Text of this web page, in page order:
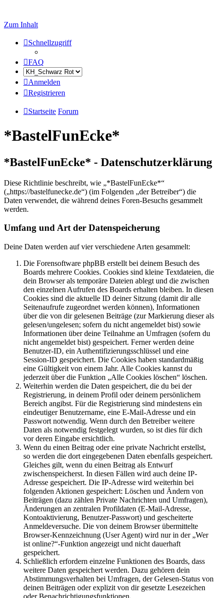
Zum Inhalt
Schnellzugriff
FAQ
Anmelden
Registrieren
Startseite Forum
*BastelFunEcke*
*BastelFunEcke* - Datenschutzerklärung
Diese Richtlinie beschreibt, wie „*BastelFunEcke*“
(„https://bastelfunecke.de“) (im Folgenden „der Betreiber“) die
Daten verwendet, die während deines Foren-Besuchs gesammelt
werden.
Umfang und Art der Datenspeicherung
Deine Daten werden auf vier verschiedene Arten gesammelt:
Die Forensoftware phpBB erstellt bei deinem Besuch des
Boards mehrere Cookies. Cookies sind kleine Textdateien, die
dein Browser als temporäre Dateien ablegt und die zwischen
den einzelnen Aufrufen des Boards erhalten bleiben. In diesen
Cookies sind die aktuelle ID deiner Sitzung (damit dir alle
Seitenaufrufe zugeordnet werden können), Informationen
über die von dir gelesenen Beiträge (zur Markierung dieser als
gelesen/ungelesen; sofern du nicht angemeldet bist) sowie
Informationen über deine Teilnahme an Umfragen (sofern du
nicht angemeldet bist) gespeichert. Ferner werden deine
Benutzer-ID, ein Authentifizierungsschlüssel und eine
Session-ID gespeichert. Die Cookies haben standardmäßig
eine Gültigkeit von einem Jahr. Alle Cookies kannst du
jederzeit über die Funktion „Alle Cookies löschen“ löschen.
Weiterhin werden die Daten gespeichert, die du bei der
Registrierung, in deinem Profil oder deinem persönlichem
Bereich angibst. Für die Registrierung sind mindestens ein
eindeutiger Benutzername, eine E-Mail-Adresse und ein
Passwort notwendig. Wenn durch den Betreiber weitere
Daten als notwendig festgelegt wurden, so ist dies für dich
vor deren Eingabe ersichtlich.
Wenn du einen Beitrag oder eine private Nachricht erstellst,
so werden die dort eingegebenen Daten ebenfalls gespeichert.
Gleiches gilt, wenn du einen Beitrag als Entwurf
zwischenspeicherst. In diesen Fällen wird auch deine IP-
Adresse gespeichert. Die IP-Adresse wird weiterhin bei
folgenden Aktionen gespeichert: Löschen und Ändern von
Beiträgen (dazu zählen Private Nachrichten und Umfragen),
Änderungen an zentralen Profildaten (E-Mail-Adresse,
Kontoaktivierung, Benutzer-Passwort) und gescheiterte
Anmeldeversuche. Die von deinem Browser übermittelte
Browser-Kennzeichnung (User Agent) wird nur in der „Wer
ist online?“-Funktion angezeigt und nicht dauerhaft
gespeichert.
Schließlich erfordern einzelne Funktionen des Boards, dass
weitere Daten gespeichert werden. Dazu gehören dein
Abstimmungsverhalten bei Umfragen, der Gelesen-Status von
deinen Beiträgen oder explizit von dir gesetzte Lesezeichen
oder Benachrichtigungsfunktionen.